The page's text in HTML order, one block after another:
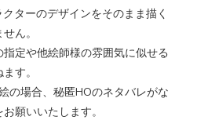
ターのデザインをそのまま描く
ん。
指定や他絵師様の雰囲気に似せる
す。
の場合、秘匿HOのネタバレがな
願いいたします。